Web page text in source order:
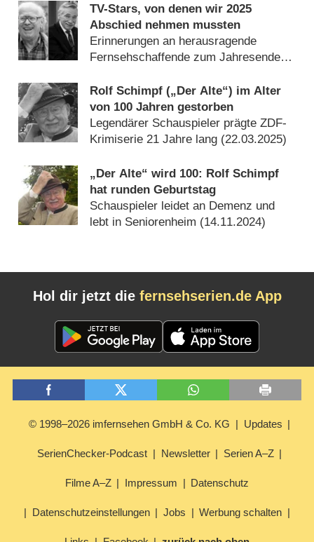
TV-Stars, von denen wir 2025
Abschied nehmen mussten
Erinnerungen an herausragende
Fernsehschaffende zum Jahresende
Rolf Schimpf („Der Alte“) im Alter
von 100 Jahren gestorben
Legendärer Schauspieler prägte ZDF-
Krimiserie 21 Jahre lang (22.03.2025)
„Der Alte“ wird 100: Rolf Schimpf
hat runden Geburtstag
Schauspieler leidet an Demenz und
lebt in Seniorenheim (14.11.2024)
Hol dir jetzt die fernsehserien.de App
© 1998–2026 imfernsehen GmbH & Co. KG Updates
SerienChecker-Podcast Newsletter Serien A–Z
Filme A–Z Impressum Datenschutz
Datenschutzeinstellungen Jobs Werbung schalten